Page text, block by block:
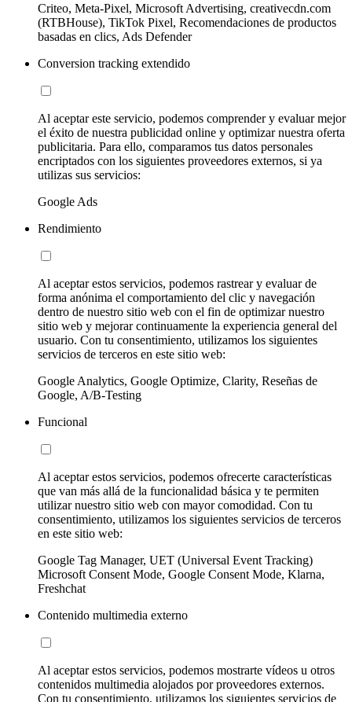
Criteo, Meta-Pixel, Microsoft Advertising, creativecdn.com
(RTBHouse), TikTok Pixel, Recomendaciones de productos
basadas en clics, Ads Defender
Conversion tracking extendido
Al aceptar este servicio, podemos comprender y evaluar mejor
el éxito de nuestra publicidad online y optimizar nuestra oferta
publicitaria. Para ello, comparamos tus datos personales
encriptados con los siguientes proveedores externos, si ya
utilizas sus servicios:
Google Ads
Rendimiento
Al aceptar estos servicios, podemos rastrear y evaluar de
forma anónima el comportamiento del clic y navegación
dentro de nuestro sitio web con el fin de optimizar nuestro
sitio web y mejorar continuamente la experiencia general del
usuario. Con tu consentimiento, utilizamos los siguientes
servicios de terceros en este sitio web:
Google Analytics, Google Optimize, Clarity, Reseñas de
Google, A/B-Testing
Funcional
Al aceptar estos servicios, podemos ofrecerte características
que van más allá de la funcionalidad básica y te permiten
utilizar nuestro sitio web con mayor comodidad. Con tu
consentimiento, utilizamos los siguientes servicios de terceros
en este sitio web:
Google Tag Manager, UET (Universal Event Tracking)
Microsoft Consent Mode, Google Consent Mode, Klarna,
Freshchat
Contenido multimedia externo
Al aceptar estos servicios, podemos mostrarte vídeos u otros
contenidos multimedia alojados por proveedores externos.
Con tu consentimiento, utilizamos los siguientes servicios de